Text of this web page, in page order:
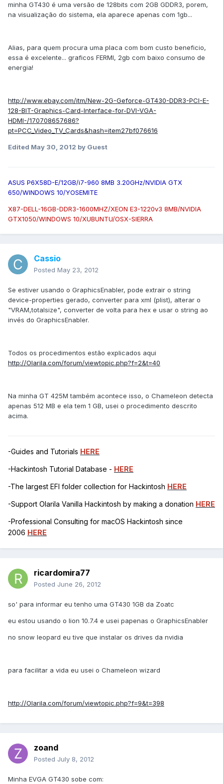
minha GT430 é uma versão de 128bits com 2GB GDDR3, porem,
na visualização do sistema, ela aparece apenas com 1gb...
Alias, para quem procura uma placa com bom custo beneficio,
essa é excelente... graficos FERMI, 2gb com baixo consumo de
energia!
http://www.ebay.com/itm/New-2G-Geforce-GT430-DDR3-PCI-E-
128-BIT-Graphics-Card-Interface-for-DVI-VGA-
HDMI-/170708657686?
pt=PCC_Video_TV_Cards&hash=item27bf076616
Edited May 30, 2012 by Guest
ASUS P6X58D-E/12GB/i7-960 8MB 3.20GHz/NVIDIA GTX
650/WINDOWS 10/YOSEMITE
X87-DELL-16GB-DDR3-1600MHZ/XEON E3-1220v3 8MB/NVIDIA
GTX1050/WINDOWS 10/XUBUNTU/OSX-SIERRA
Cassio
Posted May 23, 2012
Se estiver usando o GraphicsEnabler, pode extrair o string
device-properties gerado, converter para xml (plist), alterar o
"VRAM,totalsize", converter de volta para hex e usar o string ao
invés do GraphicsEnabler.
Todos os procedimentos estão explicados aqui
http://Olarila.com/forum/viewtopic.php?f=2&t=40
Na minha GT 425M também acontece isso, o Chameleon detecta
apenas 512 MB e ela tem 1 GB, usei o procedimento descrito
acima.
-Guides and Tutorials HERE
-Hackintosh Tutorial Database - HERE
-The largest EFI folder collection for Hackintosh HERE
-Support Olarila Vanilla Hackintosh by making a donation HERE
-Professional Consulting for macOS Hackintosh since
2006 HERE
ricardomira77
Posted June 26, 2012
so' para informar eu tenho uma GT430 1GB da Zoatc
eu estou usando o lion 10.7.4 e usei papenas o GraphicsEnabler
no snow leopard eu tive que instalar os drives da nvidia
para facilitar a vida eu usei o Chameleon wizard
http://Olarila.com/forum/viewtopic.php?f=9&t=398
zoand
Posted July 8, 2012
Minha EVGA GT430 sobe com: